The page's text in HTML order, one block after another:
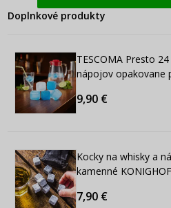
Doplnkové produkty
TESCOMA Presto
nápojov opakovane
9,90 €
Kocky na whisky a
kamenné
7,90 €